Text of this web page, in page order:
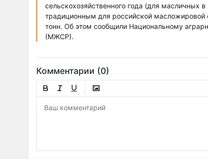
сельскохозяйственного года (для масличных
традиционным для российской масложировой
тонн. Об этом сообщили Национальному
(МЖСР).
Комментарии (0)